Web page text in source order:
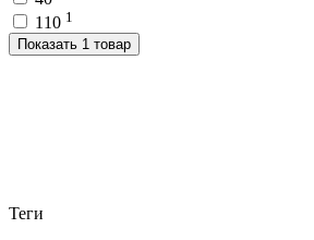
110 1
Показать 1 товар
Теги